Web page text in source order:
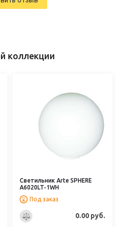
коллекции
Светильник Arte SPHERE
A6020LT-1WH
Под заказ
0.00 руб.